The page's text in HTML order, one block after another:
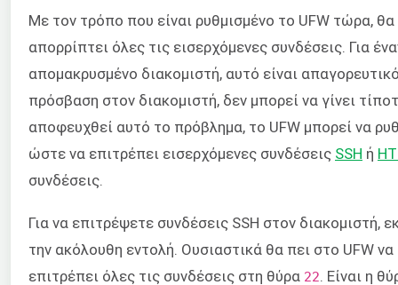
Με τον τρόπο που είναι ρυθμισμένο το UFW τώρα, θα
απορρίπτει όλες τις εισερχόμενες συνδέσεις. Για
απομακρυσμένο διακομιστή, αυτό είναι
πρόσβαση στον διακομιστή, δεν μπορεί να γίνει
αποφευχθεί αυτό το πρόβλημα, το UFW μπορεί να
ώστε να επιτρέπει εισερχόμενες συνδέσεις SSH ή
συνδέσεις.
Για να επιτρέψετε συνδέσεις SSH στον διακομιστή,
την ακόλουθη εντολή. Ουσιαστικά θα πει στο UFW να
επιτρέπει όλες τις συνδέσεις στη θύρα 22. Είναι η